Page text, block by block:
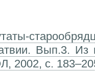
Вып.3. Из
2002, с.